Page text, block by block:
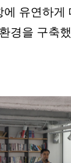
에 유연하게
경을 구축